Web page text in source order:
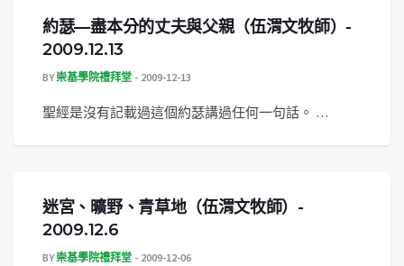
約瑟—盡本分的丈夫與父親（伍渭文牧師）-
2009.12.13
BY崇基學院禮拜堂 2009-12-13
聖經是沒有記載過這個約瑟講過任何一句話。 …
迷宮、曠野、青草地（伍渭文牧師）-
2009.12.6
BY崇基學院禮拜堂 2009-12-06